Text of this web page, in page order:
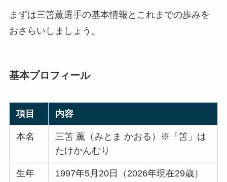
まずは三笘薫選手の基本情報とこれまでの歩みを
おさらいしましょう。
基本プロフィール
項目 内容
本名
三笘 薫（みとま かおる）※「笘」は
たけかんむり
生年
1997年5月20日（2026年現在29歳）